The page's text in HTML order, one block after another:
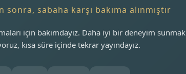
sonra, sabaha karşı bakıma alınmıştır
için bakımdayız. Daha iyi bir deneyim sunmak
kısa süre içinde tekrar yayındayız.